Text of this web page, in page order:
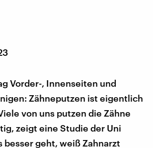
Vorder-, Innenseiten und
Zähneputzen ist eigentlich
von uns putzen die Zähne
zeigt eine Studie der Uni
besser geht, weiß Zahnarzt